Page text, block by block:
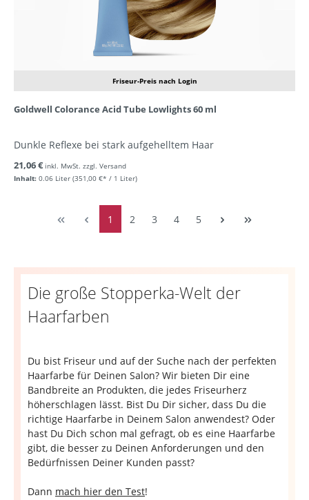
Friseur-Preis nach Login
Goldwell Colorance Acid Tube Lowlights 60 ml
Dunkle Reflexe bei stark aufgehelltem Haar
Inhalt: 0.06 Liter (351,00 €* / 1 Liter)
21,06 € inkl. MwSt. zzgl. Versand
1 2 3 4 5
Die große Stopperka-Welt der
Haarfarben
Du bist Friseur und auf der Suche nach der perfekten
Haarfarbe für Deinen Salon? Wir bieten Dir eine
Bandbreite an Produkten, die jedes Friseurherz
höherschlagen lässt. Bist Du Dir sicher, dass Du die
richtige Haarfarbe in Deinem Salon anwendest? Oder
hast Du Dich schon mal gefragt, ob es eine Haarfarbe
gibt, die besser zu Deinen Anforderungen und den
Bedürfnissen Deiner Kunden passt?
Dann mach hier den Test!